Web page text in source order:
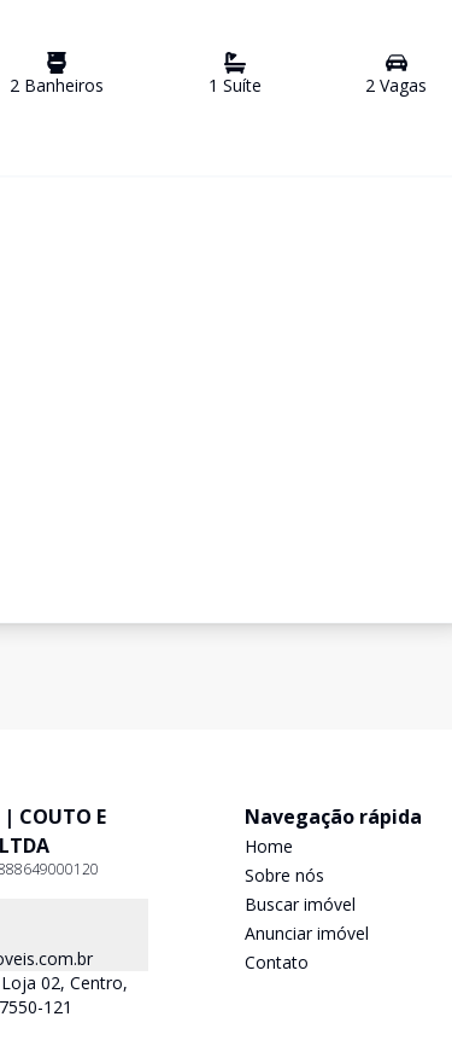
2 Banheiros 1 Suíte 2 Vagas
| COUTO E
02, Centro,
121
Navegação rápida
Home
Sobre nós
Buscar imóvel
Anunciar imóvel
Contato